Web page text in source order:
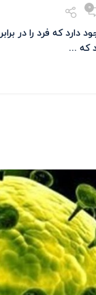
0
که فرد را در
که ...